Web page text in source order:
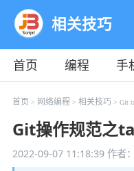
相关技巧
首页 编程 手
教程
平面 服
首页 > 网络编程 > 相关技巧 > Git
Git操作规范之
2022-09-07 11:18:39作者